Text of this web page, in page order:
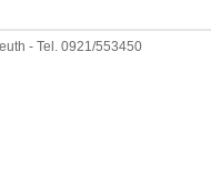
- Tel. 0921/553450